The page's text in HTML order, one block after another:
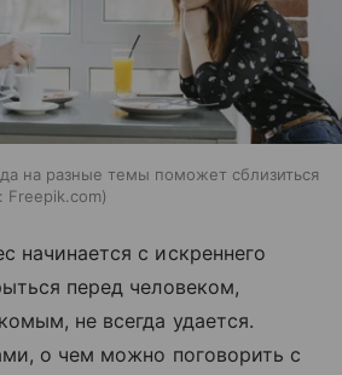
на разные темы поможет сблизиться
Freepik.com
начинается с искреннего
перед человеком,
не всегда удается.
о чем можно поговорить с